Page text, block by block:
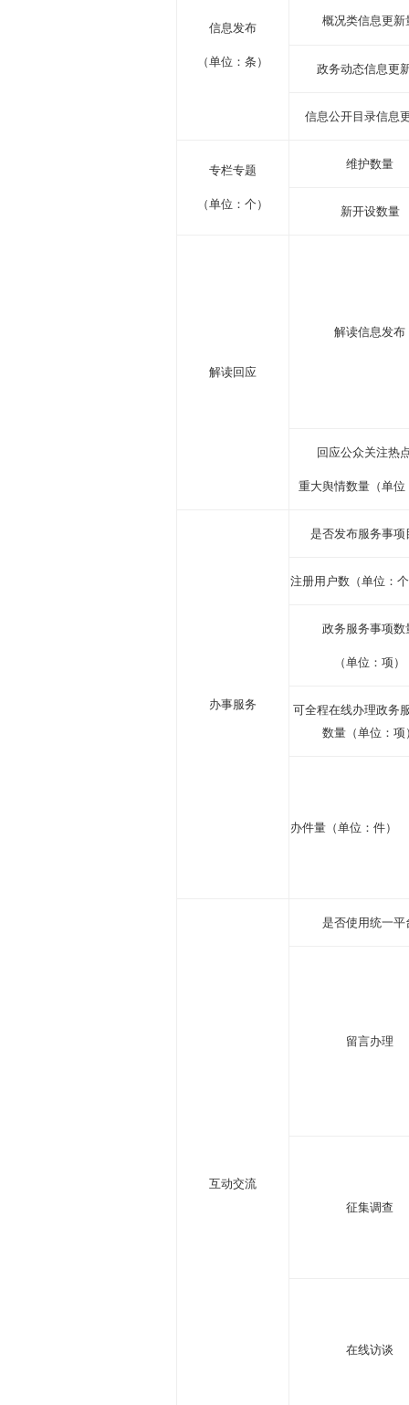
信息发布
（单位：条）
概况类信息更新
政务动态信息更
信息公开目录信息
专栏专题
（单位：个）
维护数量
新开设数量
解读回应
解读信息发布
回应公众关注热
重大舆情数量（单位
办事服务
是否发布服务事项
注册用户数（单位：
政务服务事项数
（单位：项）
可全程在线办理政务
数量（单位：项
办件量（单位：件）
互动交流
是否使用统一平
留言办理
征集调查
在线访谈